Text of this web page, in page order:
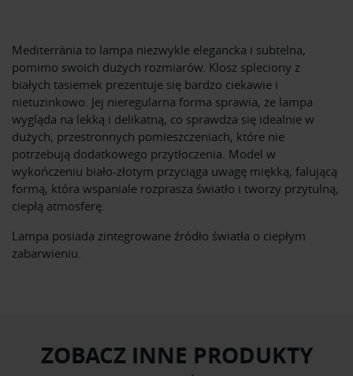
Mediterrània to lampa niezwykle elegancka i subtelna,
pomimo swoich dużych rozmiarów. Klosz spleciony z
białych tasiemek prezentuje się bardzo ciekawie i
nietuzinkowo. Jej nieregularna forma sprawia, że lampa
wygląda na lekką i delikatną, co sprawdza się idealnie w
dużych, przestronnych pomieszczeniach, które nie
potrzebują dodatkowego przytłoczenia. Model w
wykończeniu biało-złotym przyciąga uwagę miękką, falującą
formą, która wspaniale rozprasza światło i tworzy przytulną,
ciepłą atmosferę.
Lampa posiada zintegrowane źródło światła o ciepłym
zabarwieniu.
ZOBACZ INNE PRODUKTY